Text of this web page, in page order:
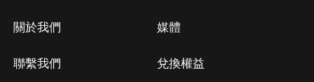
關於我們
聯繫我們
媒體
兌換權益